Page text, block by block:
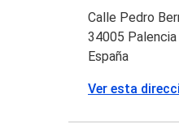
Calle Pedro
34005 Palencia
España
Ver esta